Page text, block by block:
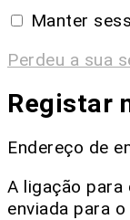
Manter
Perdeu a sua
Registar
Endereço de
A ligação para
enviada para